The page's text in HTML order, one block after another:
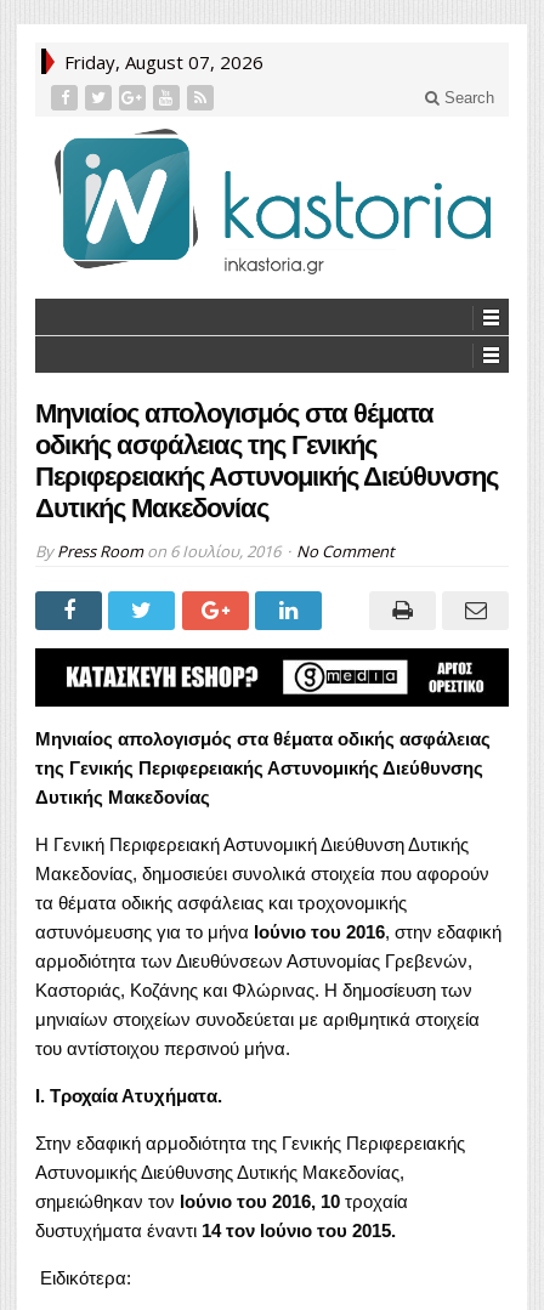
Friday, August 07, 2026
Search
Μηνιαίος απολογισμός στα θέματα
οδικής ασφάλειας της Γενικής
Περιφερειακής Αστυνομικής Διεύθυνσης
Δυτικής Μακεδονίας
ByPress Roomon 6 Ιουλίου, 2016 No Comment
Μηνιαίος απολογισμός στα θέματα οδικής ασφάλειας
της Γενικής Περιφερειακής Αστυνομικής Διεύθυνσης
Δυτικής Μακεδονίας
Η Γενική Περιφερειακή Αστυνομική Διεύθυνση Δυτικής
Μακεδονίας, δημοσιεύει συνολικά στοιχεία που αφορούν
τα θέματα οδικής ασφάλειας και τροχονομικής
αστυνόμευσης για το μήνα Ιούνιο του 2016, στην εδαφική
αρμοδιότητα των Διευθύνσεων Αστυνομίας Γρεβενών,
Καστοριάς, Κοζάνης και Φλώρινας. Η δημοσίευση των
μηνιαίων στοιχείων συνοδεύεται με αριθμητικά στοιχεία
του αντίστοιχου περσινού μήνα.
Ι. Τροχαία Ατυχήματα.
Στην εδαφική αρμοδιότητα της Γενικής Περιφερειακής
Αστυνομικής Διεύθυνσης Δυτικής Μακεδονίας,
σημειώθηκαν τον Ιούνιο του 2016, 10 τροχαία
δυστυχήματα έναντι 14 τον Ιούνιο του 2015.
Ειδικότερα: